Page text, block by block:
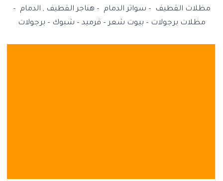
مظلات القطيف – سواتر الدمام – هناجر القطيف , الدمام –
مظلات برجولات – بيوت شعر – قرميد – شبوك – برجولات